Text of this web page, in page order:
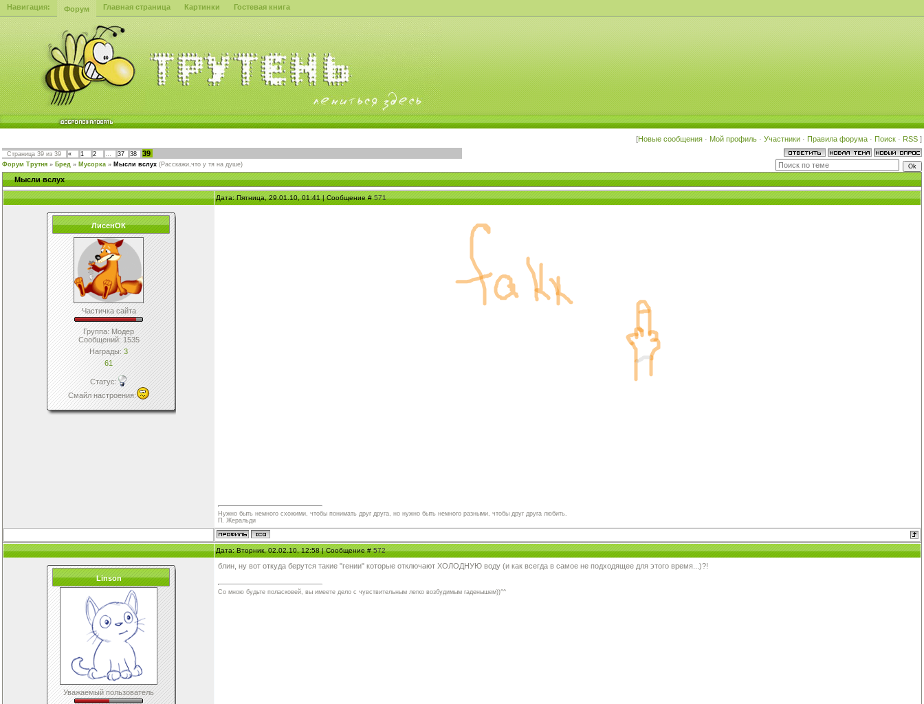
Навигация: Форум Главная страница Картинки Гостевая книга
[Новые сообщения · Мой профиль · Участники · Правила форума · Поиск · RSS ]
Страница 39 из 39 « 1 2 … 37 38 39
Форум Трутня » Бред » Мусорка » Мысли вслух (Расскажи,что у тя на душе)
Мысли вслух
Дата: Пятница, 29.01.10, 01:41 | Сообщение #571
ЛисенОК
Частичка сайта
Группа: Модер
Сообщений:1535
Награды:3
61
Статус:
Смайл настроения:
Нужно быть немного схожими, чтобы понимать друг друга, но нужно быть немного разными, чтобы друг друга любить.
П. Жеральди
Дата: Вторник, 02.02.10, 12:58 | Сообщение #572
Linson
Уважаемый пользователь
блин, ну вот откуда берутся такие "гении" которые отключают ХОЛОДНУЮ воду (и как всегда в самое не подходящее для этого время...)?!
Со мною будьте поласковей, вы имеете дело с чувствительным легко возбудимым гаденышем))^^